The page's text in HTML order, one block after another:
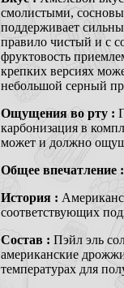
смолистыми,
поддерживает
правило чистый и с
фруктовость
крепких версиях
небольшой серный
Ощущения во рту :
карбонизация в
может и должно
Общее впечатление :
История :
соответствующих
Состав : Пэйл эль
американские
температурах для